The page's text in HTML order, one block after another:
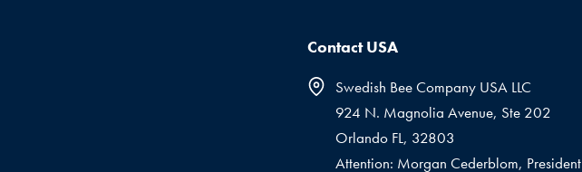
Contact USA
Swedish Bee Company USA LLC
924 N. Magnolia Avenue, Ste 202
Orlando FL, 32803
Attention: Morgan Cederblom, President